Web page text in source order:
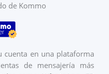
de Kommo
cuenta en una plataforma
de mensajería más